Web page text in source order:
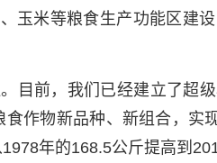
玉米等粮食生产功能区建
目前，我们已经建立了超
作物新品种、新组合，实
年的168.5公斤提高到